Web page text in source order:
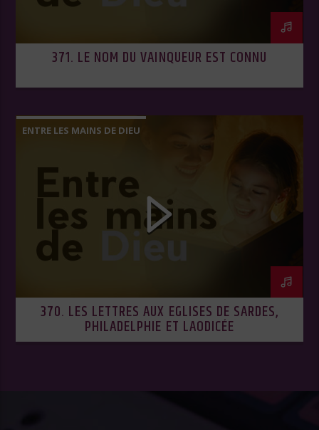
371. LE NOM DU VAINQUEUR EST CONNU
ENTRE LES MAINS DE DIEU
370. LES LETTRES AUX EGLISES DE SARDES,
PHILADELPHIE ET LAODICÉE